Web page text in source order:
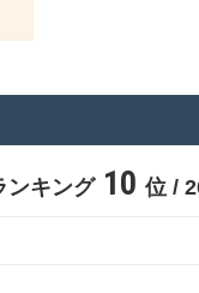
ンキング 10 位 /